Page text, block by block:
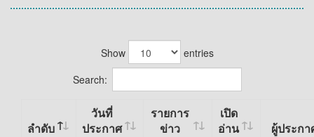
Show
entries
Search:
ลำดับ
วันที่
ประกาศ
รายการ
ข่าว
เปิด
อ่าน
ผู้ประกา